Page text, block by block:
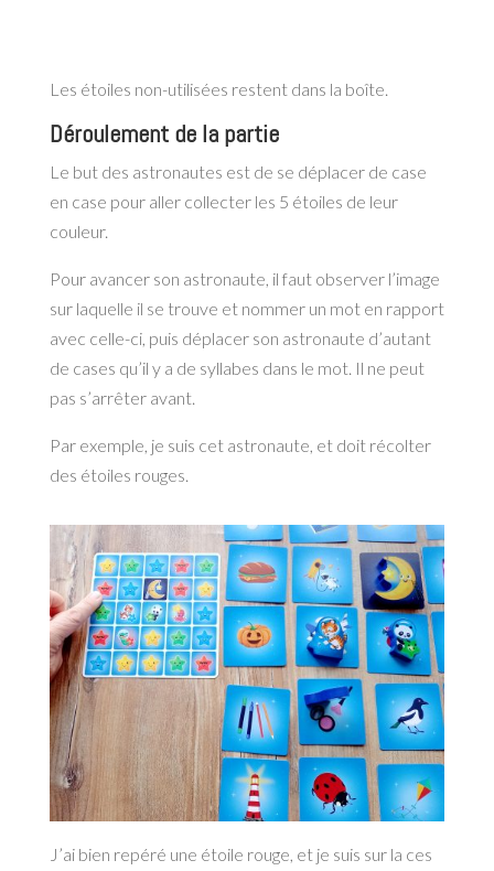
Les étoiles non-utilisées restent dans la boîte.
Déroulement de la partie
Le but des astronautes est de se déplacer de case
en case pour aller collecter les 5 étoiles de leur
couleur.
Pour avancer son astronaute, il faut observer l’image
sur laquelle il se trouve et nommer un mot en rapport
avec celle-ci, puis déplacer son astronaute d’autant
de cases qu’il y a de syllabes dans le mot. Il ne peut
pas s’arrêter avant.
Par exemple, je suis cet astronaute, et doit récolter
des étoiles rouges.
J’ai bien repéré une étoile rouge, et je suis sur la ces